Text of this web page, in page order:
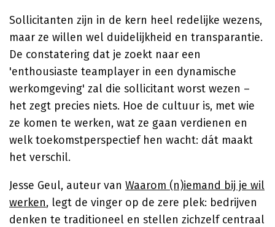
Sollicitanten zijn in de kern heel redelijke wezens,
maar ze willen wel duidelijkheid en transparantie.
De constatering dat je zoekt naar een
'enthousiaste teamplayer in een dynamische
werkomgeving' zal die sollicitant worst wezen –
het zegt precies niets. Hoe de cultuur is, met wie
ze komen te werken, wat ze gaan verdienen en
welk toekomstperspectief hen wacht: dát maakt
het verschil.
Jesse Geul, auteur van Waarom (n)iemand bij je wil
werken, legt de vinger op de zere plek: bedrijven
denken te traditioneel en stellen zichzelf centraal